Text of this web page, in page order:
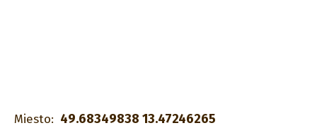
Miesto: 49.68349838 13.47246265